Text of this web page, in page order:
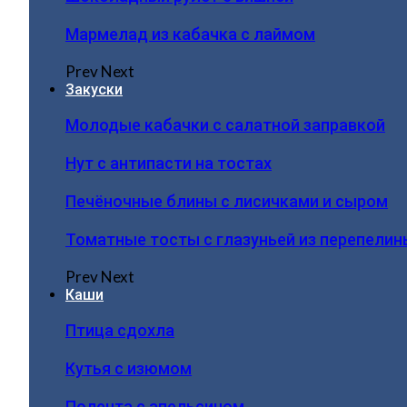
Мармелад из кабачка с лаймом
PrevNext
Закуски
Молодые кабачки с салатной заправкой
Нут с антипасти на тостах
Печёночные блины с лисичками и сыром
Томатные тосты с глазуньей из
PrevNext
Каши
Птица сдохла
Кутья с изюмом